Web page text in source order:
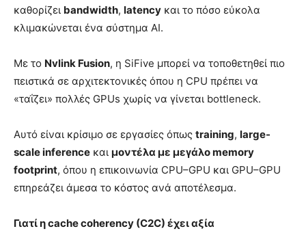
καθορίζει bandwidth, latency και το πόσο εύκολα
κλιμακώνεται ένα σύστημα AI.
Με το Nvlink Fusion, η SiFive μπορεί να τοποθετηθεί πιο
πειστικά σε αρχιτεκτονικές όπου η CPU πρέπει να
«ταΐζει» πολλές GPUs χωρίς να γίνεται bottleneck.
Αυτό είναι κρίσιμο σε εργασίες όπως training, large-
scale inference και μοντέλα με μεγάλο memory
footprint, όπου η επικοινωνία CPU–GPU και GPU–GPU
επηρεάζει άμεσα το κόστος ανά αποτέλεσμα.
Γιατί η cache coherency (C2C) έχει αξία